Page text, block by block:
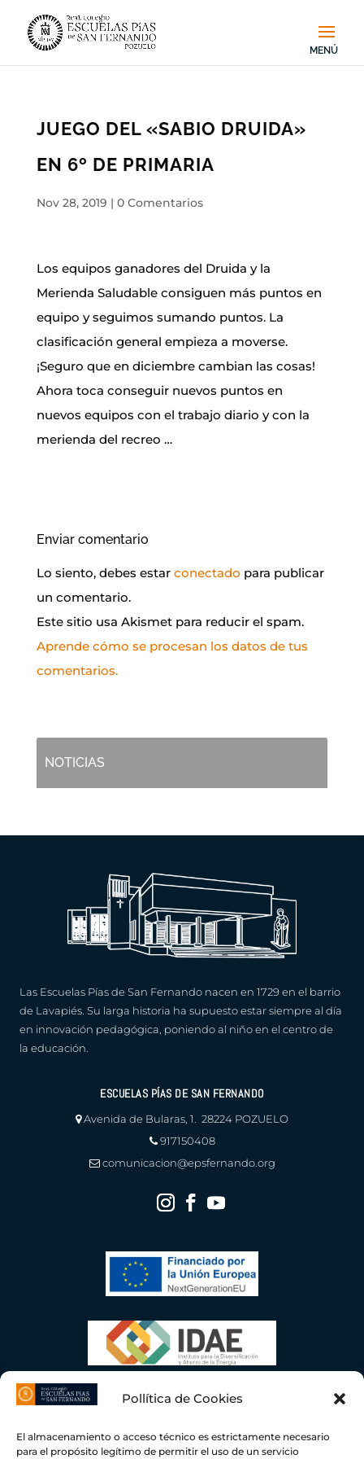
Pollítica de Cookies
El almacenamiento o acceso técnico es estrictamente necesario
para el propósito legítimo de permitir el uso de un servicio
JUEGO DEL «SABIO DRUIDA»
EN 6º DE PRIMARIA
Nov 28, 2019 | 0 Comentarios
Los equipos ganadores del Druida y la
Merienda Saludable consiguen más puntos en
equipo y seguimos sumando puntos. La
clasificación general empieza a moverse.
¡Seguro que en diciembre cambian las cosas!
Ahora toca conseguir nuevos puntos en
nuevos equipos con el trabajo diario y con la
merienda del recreo …
Enviar comentario
Lo siento, debes estar conectado para publicar
un comentario.
Este sitio usa Akismet para reducir el spam.
Aprende cómo se procesan los datos de tus
comentarios.
NOTICIAS
Las Escuelas Pías de San Fernando nacen en 1729 en el barrio
de Lavapiés. Su larga historia ha supuesto estar siempre al día
en innovación pedagógica, poniendo al niño en el centro de
la educación.
ESCUELAS PÍAS DE SAN FERNANDO
Avenida de Bularas, 1. 28224 POZUELO
917150408
comunicacion@epsfernando.org